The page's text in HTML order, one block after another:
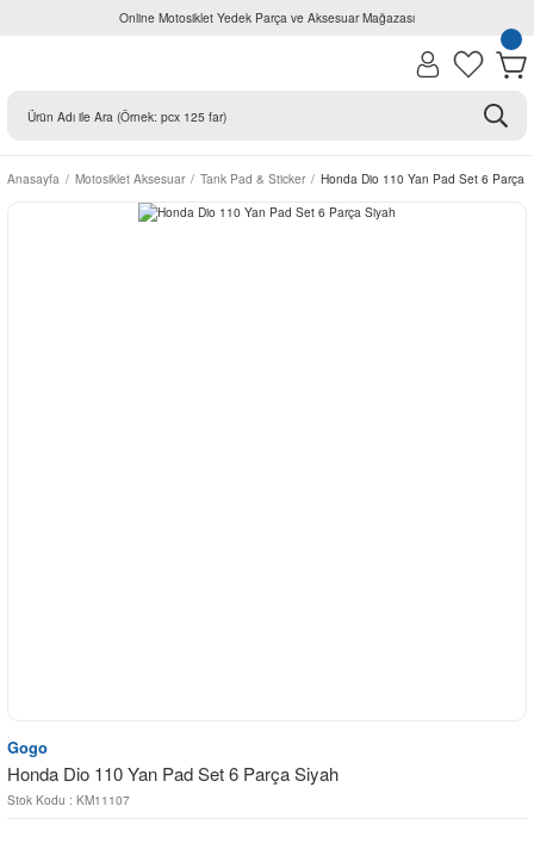
Online Motosiklet Yedek Parça ve Aksesuar Mağazası
Anasayfa Motosiklet Aksesuar Tank Pad & Sticker Honda Dio 110 Yan Pad Set 6 Parça
Gogo
Honda Dio 110 Yan Pad Set 6 Parça Siyah
Stok Kodu : KM11107